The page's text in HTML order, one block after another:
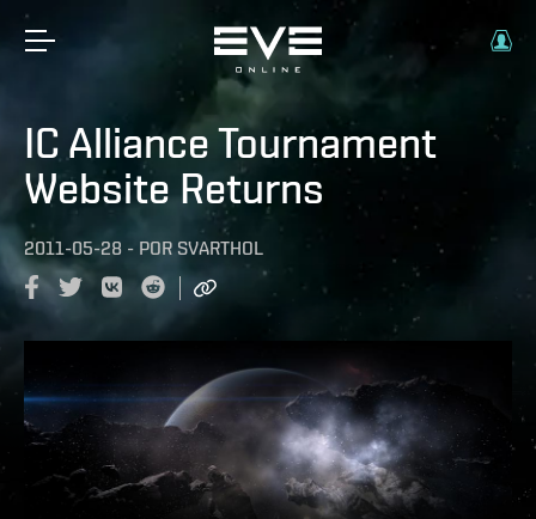
IC Alliance Tournament
Website Returns
2011-05-28 - POR SVARTHOL